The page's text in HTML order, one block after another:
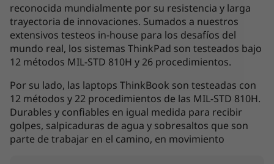
e
si#39;rebuscas un dispositivo 2 en 1 que te
permita administrar tus tareas con facilidad,
disfrutar del entretenimiento y tener
presentaciones digitales como nunca antes. El
lápiz que se conecta de forma magnética hace
que sea fácil darle vida a tus ideas creativas.
reconocida mundialmente por su resistencia y larga
trayectoria de innovaciones. Sumados a nuestros
extensivos testeos in-house para los desafíos del
mundo real, los sistemas ThinkPad son testeados bajo
12 métodos MIL-STD 810H y 26 procedimientos.
Por su lado, las laptops ThinkBook son testeadas con
12 métodos y 22 procedimientos de las MIL-STD 810H.
Durables y confiables en igual medida para recibir
golpes, salpicaduras de agua y sobresaltos que son
parte de trabajar en el camino, en movimiento